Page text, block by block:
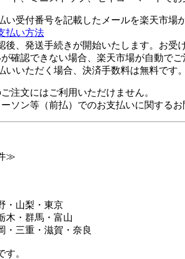
い受付番号を記載したメールを楽天市場
払い方法
後、発送手続きが開始いたします。お受
確認できない場合、楽天市場が自動でご
いいただく場合、決済手数料は無料です。
注文にはご利用いただけません。
ソン等（前払）でのお支払いに関するお
≫
・山梨・東京
木・群馬・富山
・三重・滋賀・奈良
。